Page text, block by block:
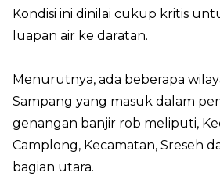
Kondisi ini dinilai cukup kritis
luapan air ke daratan.
Menurutnya, ada beberapa
Sampang yang masuk dalam
genangan banjir rob meliputi,
Camplong, Kecamatan, Sreseh
bagian utara.